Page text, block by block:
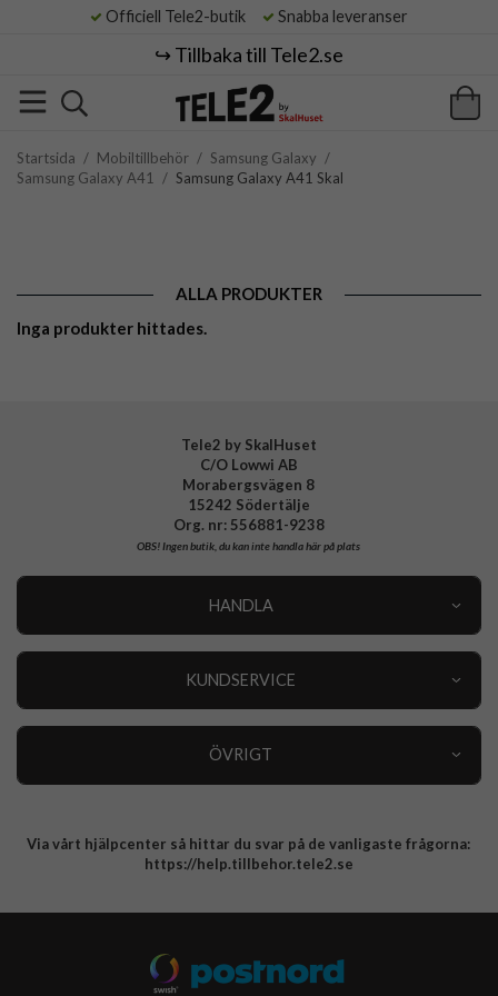
Officiell Tele2-butik Snabba leveranser
↪️ Tillbaka till Tele2.se
Startsida / Mobiltillbehör / Samsung Galaxy /
Samsung Galaxy A41
/ Samsung Galaxy A41 Skal
ALLA PRODUKTER
Inga produkter hittades.
Tele2 by SkalHuset
C/O Lowwi AB
Morabergsvägen 8
15242 Södertälje
Org. nr: 556881-9238
OBS!Ingen butik, du kan inte handla här på plats
HANDLA
KUNDSERVICE
ÖVRIGT
Integritetspolicy
Via vårt hjälpcenter så hittar du svar på de vanligaste frågorna:
https://help.tillbehor.tele2.se